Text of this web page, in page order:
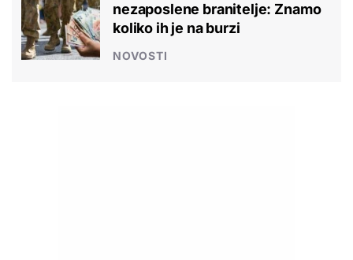
nezaposlene branitelje: Znamo
koliko ih je na burzi
NOVOSTI